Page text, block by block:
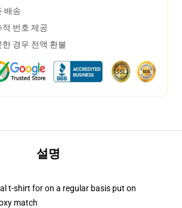
배송
적 번호 제공
경우 전액 환불
설명
t-shirt for on a regular basis put on
match